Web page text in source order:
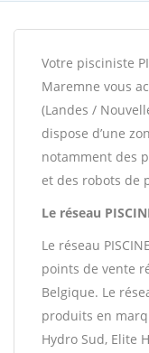
Votre pisciniste
Maremne vous
(Landes /
dispose d’une
notamment des
et des robots de
Le réseau
Le réseau
points de vente
Belgique. Le
produits en
Hydro Sud, Elite